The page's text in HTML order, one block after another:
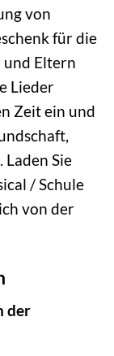
von
für die
und Eltern
Lieder
Zeit ein und
Laden Sie
/ Schule
von der
der